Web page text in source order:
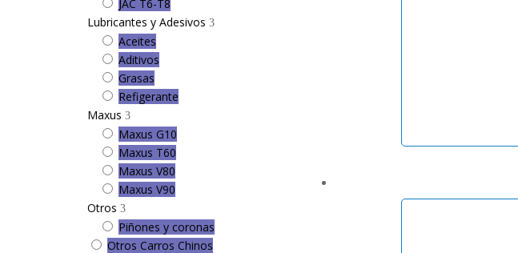
JAC T6-T8
Lubricantes y Adesivos
Aceites
Aditivos
Grasas
Refigerante
Maxus
Maxus G10
Maxus T60
Maxus V80
Maxus V90
Otros
Piñones y coronas
Otros Carros Chinos